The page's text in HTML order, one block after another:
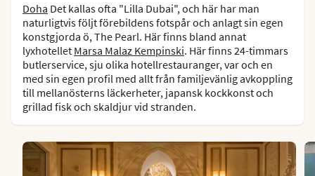
Doha Det kallas ofta "Lilla Dubai", och här har man
naturligtvis följt förebildens fotspår och anlagt sin egen
konstgjorda ö, The Pearl. Här finns bland annat
lyxhotellet Marsa Malaz Kempinski. Här finns 24-timmars
butlerservice, sju olika hotellrestauranger, var och en
med sin egen profil med allt från familjevänlig avkoppling
till mellanösterns läckerheter, japansk kockkonst och
grillad fisk och skaldjur vid stranden.